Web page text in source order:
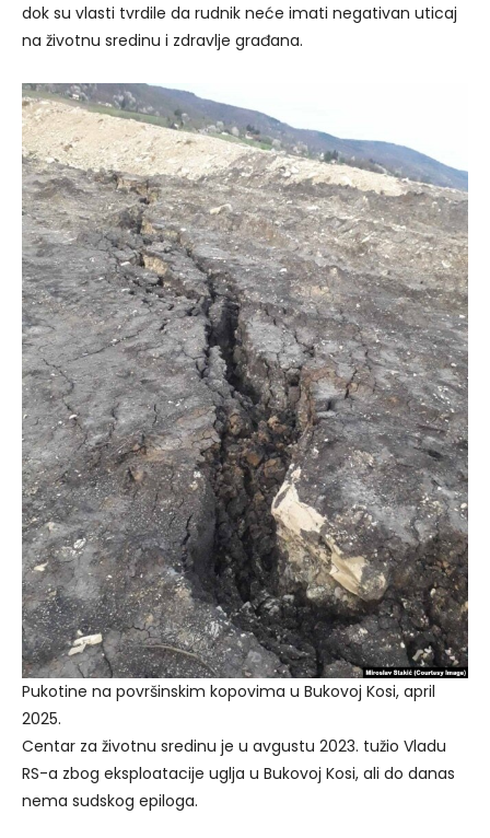
dok su vlasti tvrdile da rudnik neće imati negativan uticaj
na životnu sredinu i zdravlje građana.
Pukotine na površinskim kopovima u Bukovoj Kosi, april
2025.
Centar za životnu sredinu je u avgustu 2023. tužio Vladu
RS-a zbog eksploatacije uglja u Bukovoj Kosi, ali do danas
nema sudskog epiloga.